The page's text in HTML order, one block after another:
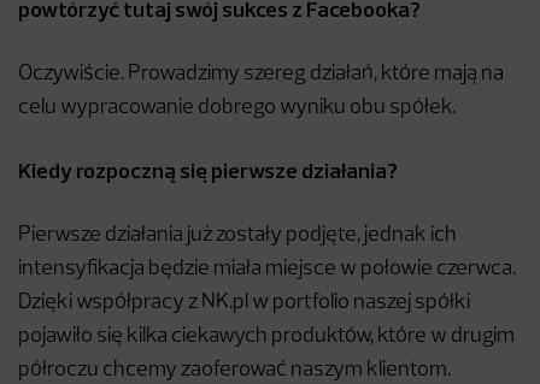
powtórzyć tutaj swój sukces z Facebooka?
Oczywiście. Prowadzimy szereg działań, które mają na
celu wypracowanie dobrego wyniku obu spółek.
Kiedy rozpoczną się pierwsze działania?
Pierwsze działania już zostały podjęte, jednak ich
intensyfikacja będzie miała miejsce w połowie czerwca.
Dzięki współpracy z NK.pl w portfolio naszej spółki
pojawiło się kilka ciekawych produktów, które w drugim
półroczu chcemy zaoferować naszym klientom.